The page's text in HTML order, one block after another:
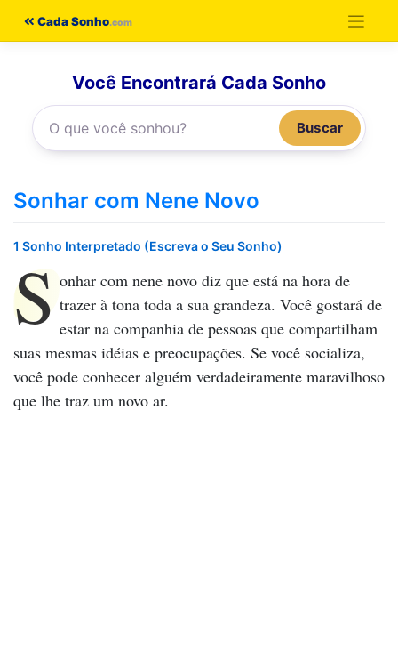
Cada Sonho
Você Encontrará Cada Sonho
Buscar
Sonhar com Nene Novo
1 Sonho Interpretado (Escreva o Seu Sonho)
S onhar com nene novo diz que está na hora de
trazer à tona toda a sua grandeza. Você gostará de
estar na companhia de pessoas que compartilham
suas mesmas idéias e preocupações. Se você socializa,
você pode conhecer alguém verdadeiramente maravilhoso
que lhe traz um novo ar.